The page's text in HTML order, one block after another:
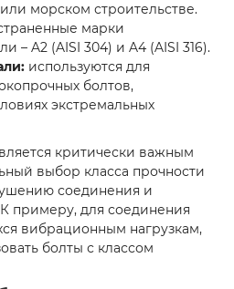
морском строительстве.
марки
– A2 (AISI 304) и A4 (AISI 316).
используются для
болтов,
экстремальных
критически важным
выбор класса прочности
соединения и
примеру, для соединения
вибрационным нагрузкам,
болты с классом